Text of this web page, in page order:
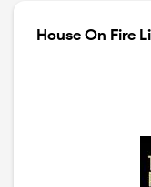
Cotton in due
Rocket 88 e
House On Fire